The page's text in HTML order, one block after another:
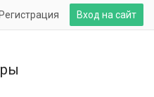
Вход на сайт
Регистрация